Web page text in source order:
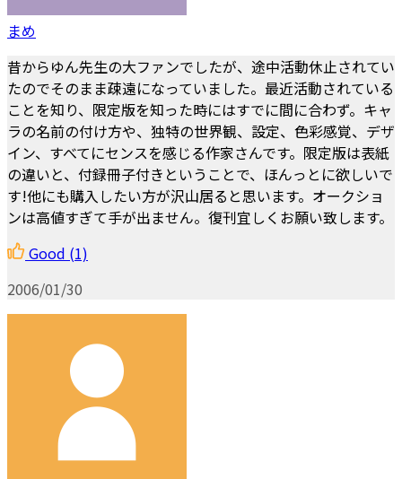
まめ
昔からゆん先生の大ファンでしたが、途中活動休止されてい
たのでそのまま疎遠になっていました。最近活動されている
ことを知り、限定版を知った時にはすでに間に合わず。キャ
ラの名前の付け方や、独特の世界観、設定、色彩感覚、デザ
イン、すべてにセンスを感じる作家さんです。限定版は表紙
の違いと、付録冊子付きということで、ほんっとに欲しいで
す!他にも購入したい方が沢山居ると思います。オークショ
ンは高値すぎて手が出ません。復刊宜しくお願い致します。
Good (1)
2006/01/30